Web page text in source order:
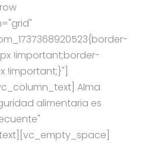
!important;border-
!important;}"]
Alma
alimentaria es